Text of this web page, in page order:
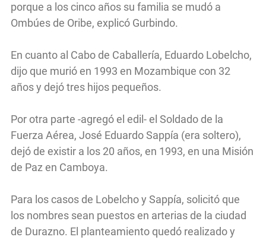
porque a los cinco años su familia se mudó a
Ombúes de Oribe, explicó Gurbindo.
En cuanto al Cabo de Caballería, Eduardo Lobelcho,
dijo que murió en 1993 en Mozambique con 32
años y dejó tres hijos pequeños.
Por otra parte -agregó el edil- el Soldado de la
Fuerza Aérea, José Eduardo Sappía (era soltero),
dejó de existir a los 20 años, en 1993, en una Misión
de Paz en Camboya.
Para los casos de Lobelcho y Sappía, solicitó que
los nombres sean puestos en arterias de la ciudad
de Durazno. El planteamiento quedó realizado y